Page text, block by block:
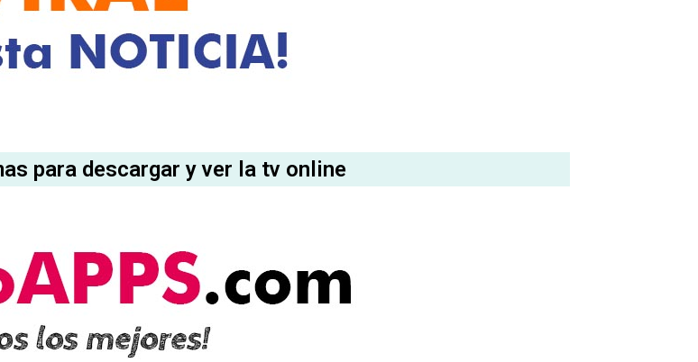
para descargar y ver la tv online